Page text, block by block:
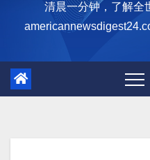
清晨一分钟，了解全